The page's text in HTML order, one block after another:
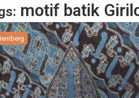
motif batik